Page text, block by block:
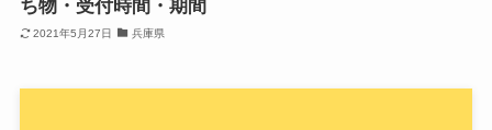
ち物・受付時間・期間
2021年5月27日 兵庫県